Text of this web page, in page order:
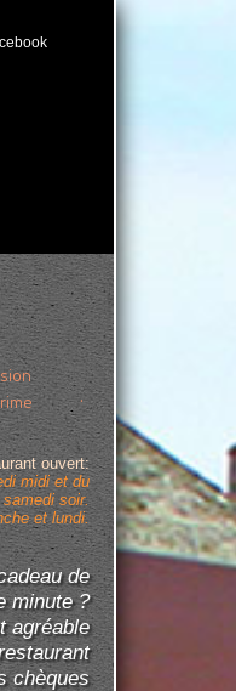
.
ouvert:
midi et du
samedi soir.
et lundi.
de
minute ?
agréable
chèques